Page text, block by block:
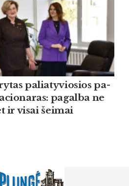
pa­lia­ty­vio­sios pa­
pa­gal­ba ne
ir vi­sai šei­mai